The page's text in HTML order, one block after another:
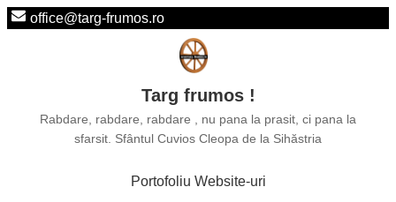
office@targ-frumos.ro
Targ frumos !
Rabdare, rabdare, rabdare , nu pana la prasit, ci pana la
sfarsit. Sfântul Cuvios Cleopa de la Sihăstria
Portofoliu Website-uri